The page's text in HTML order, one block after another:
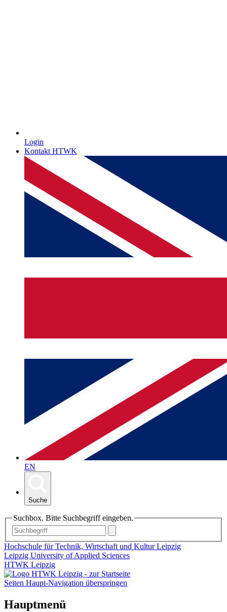
Login
Kontakt HTWK
EN
Suche
Suchbox. Bitte Suchbegriff eingeben.
Hochschule für Technik, Wirtschaft und Kultur Leipzig
Leipzig University of Applied Sciences
HTWK Leipzig
Seiten Haupt-Navigation überspringen
Hauptmenü